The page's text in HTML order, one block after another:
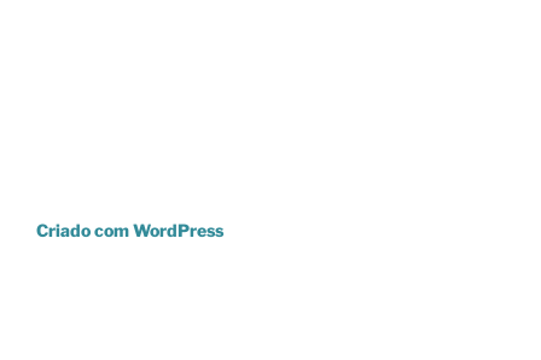
Criado com WordPress